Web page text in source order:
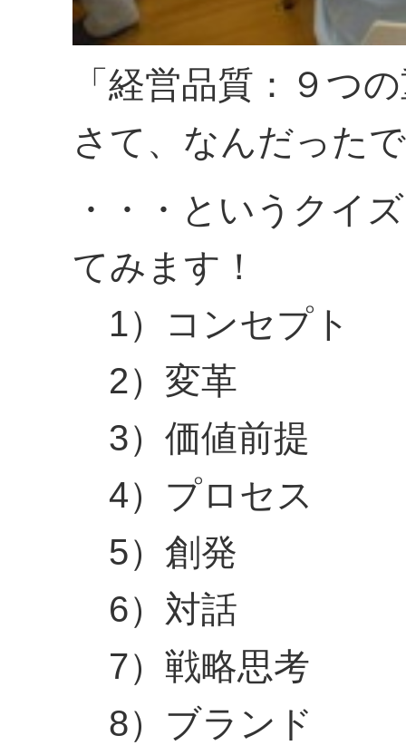
「経営品質：９つ
さて、なんだった
・・・というクイ
てみます！
1）コンセプト
2）変革
3）価値前提
4）プロセス
5）創発
6）対話
7）戦略思考
8）ブランド